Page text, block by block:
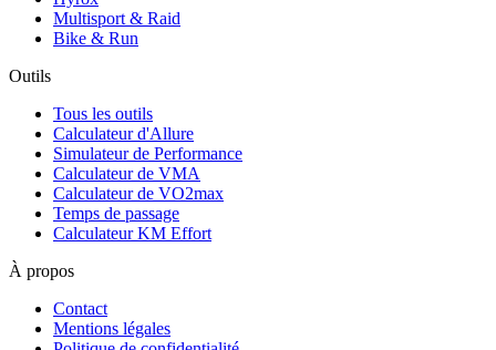
Multisport & Raid
Bike & Run
Outils
Tous les outils
Calculateur d'Allure
Simulateur de Performance
Calculateur de VMA
Calculateur de VO2max
Temps de passage
Calculateur KM Effort
À propos
Contact
Mentions légales